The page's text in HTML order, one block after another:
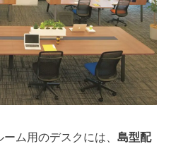
ム用のデスクには、 島型配